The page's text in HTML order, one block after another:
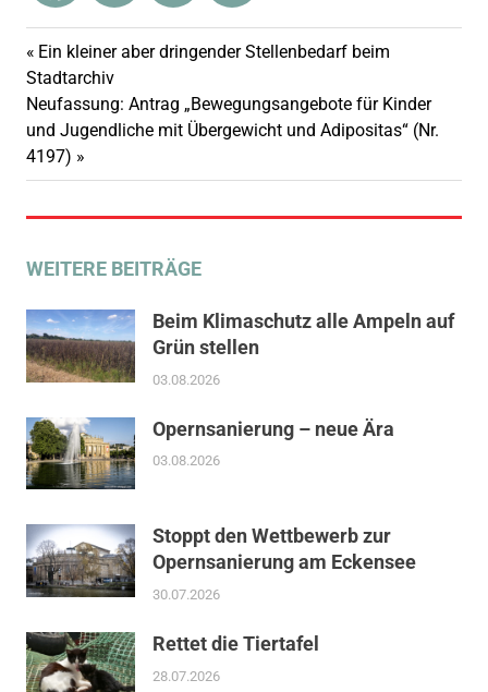
Beitragsnavigation
Vorheriger
Beitrag:
Ein kleiner aber dringender Stellenbedarf beim
Stadtarchiv
Nächster
Beitrag:
Neufassung: Antrag „Bewegungsangebote für Kinder
und Jugendliche mit Übergewicht und Adipositas“ (Nr.
4197)
WEITERE BEITRÄGE
Beim Klimaschutz alle Ampeln auf
Grün stellen
03.08.2026
Opernsanierung – neue Ära
03.08.2026
Stoppt den Wettbewerb zur
Opernsanierung am Eckensee
30.07.2026
Rettet die Tiertafel
28.07.2026